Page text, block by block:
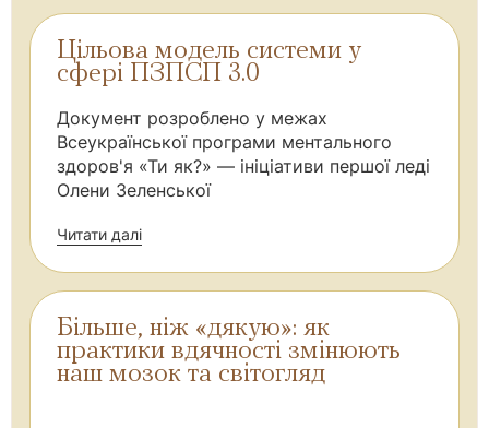
Цільова модель системи у
сфері ПЗПСП 3.0
Документ розроблено у межах
Всеукраїнської програми ментального
здоров'я «Ти як?» — ініціативи першої леді
Олени Зеленської
Читати далі
Більше, ніж «дякую»: як
практики вдячності змінюють
наш мозок та світогляд